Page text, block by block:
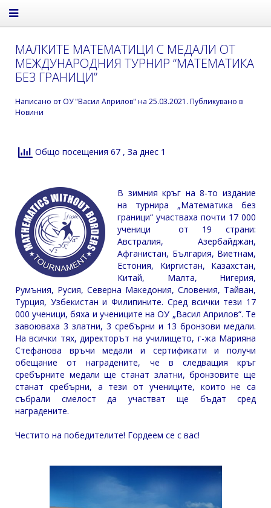
МАЛКИТЕ МАТЕМАТИЦИ С МЕДАЛИ ОТ
МЕЖДУНАРОДНИЯ ТУРНИР “МАТЕМАТИКА
БЕЗ ГРАНИЦИ”
Написано от ОУ "Васил Априлов" на 25.03.2021 . Публикувано в
Новини
Общо посещения 67 , За днес 1
В зимния кръг на 8-то издание
на турнира „Математика без
граници“ участваха почти 17 000
ученици от 19 страни:
Австралия, Азербайджан,
Афганистан, България, Виетнам,
Естония, Киргистан, Казахстан,
Китай, Малта, Нигерия,
Румъния, Русия, Северна Македония, Словения, Тайван,
Турция, Узбекистан и Филипините. Сред всички тези 17
000 ученици, бяха и учениците на ОУ „Васил Априлов“. Те
завоюваха 3 златни, 3 сребърни и 13 бронзови медали.
На всички тях, директорът на училището, г-жа Марияна
Стефанова връчи медали и сертификати и получи
обещание от наградените, че в следващия кръг
сребърните медали ще станат златни, бронзовите ще
станат сребърни, а тези от учениците, които не са
събрали смелост да участват ще бъдат сред
наградените.
Честито на победителите! Гордеем се с вас!